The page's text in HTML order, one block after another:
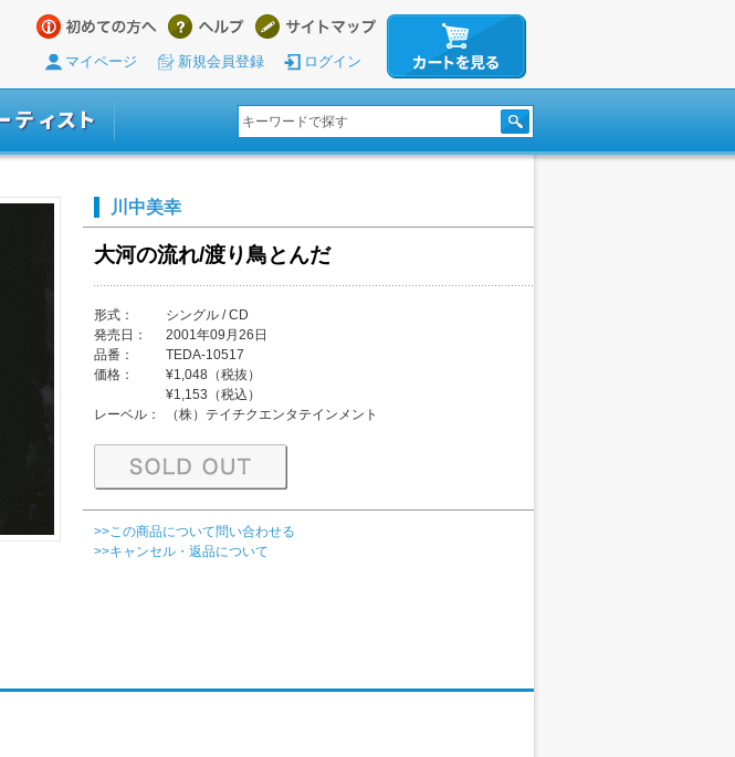
マイページ 新規会員登録 ログイン
川中美幸
大河の流れ/渡り鳥とんだ
形式：
シングル / CD
発売日：
2001年09月26日
品番：
TEDA-10517
価格：
¥1,048（税抜）
¥1,153（税込）
レーベル：
（株）テイチクエンタテインメント
>>この商品について問い合わせる
>>キャンセル・返品について